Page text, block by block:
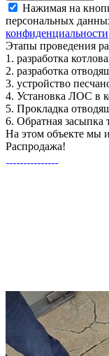
Нажимая на
персональных
конфиденциальности
Этапы проведения
1. разработка
2. разработка
3. устройство
4. Установка ЛОС в
5. Прокладка
6. Обратная засыпка
На этом объекте мы
Распродажа!